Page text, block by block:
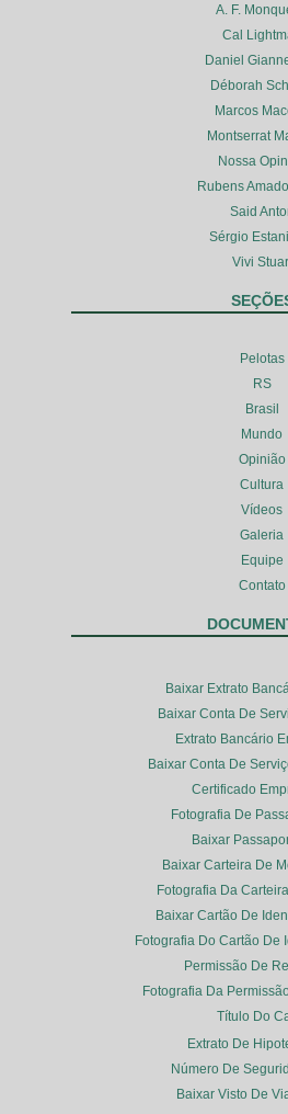
A. F.
Cal
Daniel
Déborah
Marcos
Montserrat
Nossa
Rubens
Said
Sérgio
Vivi
Pelotas
RS
Brasil
Mundo
Opinião
Cultura
Vídeos
Galeria
Equipe
Contato
Baixar Extrato
Baixar Conta De
Extrato Bancário
Baixar Conta De
Certificado
Fotografia De
Baixar
Baixar Carteira De
Fotografia Da
Baixar Cartão De
Fotografia Do Cartão De
Permissão De
Fotografia Da
Título Do
Extrato De
Número De
Baixar Visto De